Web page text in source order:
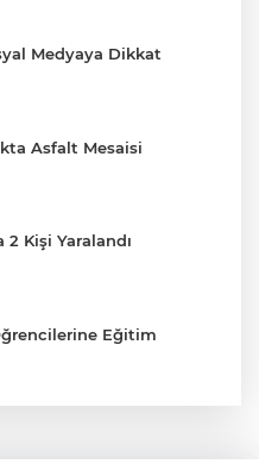
Medyaya Dikkat
Asfalt Mesaisi
2 Kişi Yaralandı
Eğitim